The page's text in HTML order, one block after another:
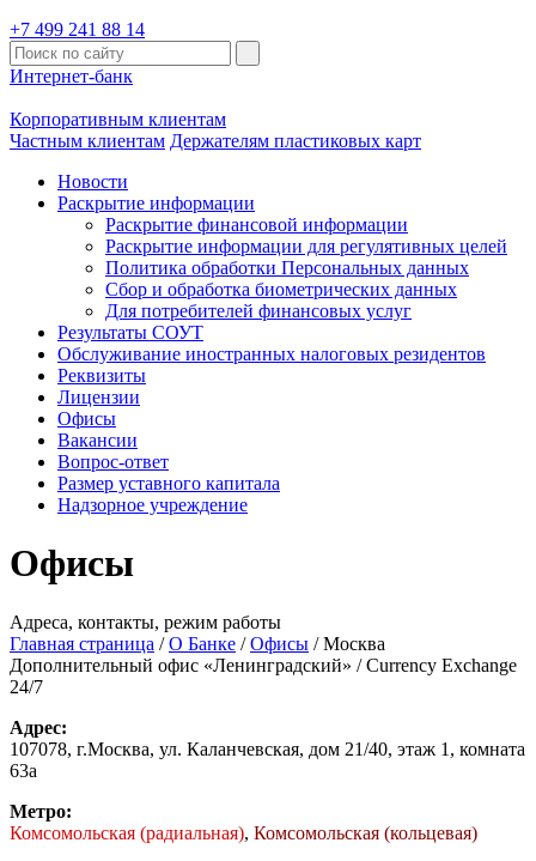
+7 499 241 88 14
Интернет-банк
Корпоративным клиентам
Частным клиентам Держателям пластиковых карт
Новости
Раскрытие информации
Раскрытие финансовой информации
Раскрытие информации для регулятивных целей
Политика обработки Персональных данных
Сбор и обработка биометрических данных
Для потребителей финансовых услуг
Результаты СОУТ
Обслуживание иностранных налоговых резидентов
Реквизиты
Лицензии
Офисы
Вакансии
Вопрос-ответ
Размер уставного капитала
Надзорное учреждение
Офисы
Адреса, контакты, режим работы
Главная страница /О Банке /Офисы /Москва
Дополнительный офис «Ленинградский» / Currency Exchange
24/7
Адрес:
107078, г.Москва, ул. Каланчевская, дом 21/40, этаж 1, комната
63а
Метро:
Комсомольская (радиальная), Комсомольская (кольцевая)